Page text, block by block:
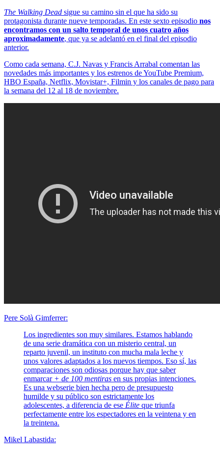
The Walking Dead sigue su camino sin el que ha sido su
protagonista durante nueve temporadas. En este sexto episodio nos
encontramos con un salto temporal de unos cuatro años
aproximadamente, que ya se adelantó en el final del episodio
anterior.
Como cada semana, C.J. Navas y Francis Arrabal comentan las
novedades más importantes y los estrenos de YouTube Premium,
HBO España, Netflix, Movistar+, Filmin y los canales de pago para
la semana del 12 al 18 de noviembre.
Pere Solà Gimferrer:
Los ingredientes son muy similares. Estamos hablando
de una serie dramática con un misterio central, un
reparto juvenil, un instituto con mucha mala leche y
unos valores adaptados a los nuevos tiempos. Eso sí, las
comparaciones son odiosas porque hay que saber
enmarcar + de 100 mentiras en sus propias intenciones.
Es una webserie bien hecha pero de presupuesto
humilde y su público son estrictamente los
adolescentes, a diferencia de ese Élite que triunfa
perfectamente entre los espectadores en la veintena y en
la treintena.
Mikel Labastida: